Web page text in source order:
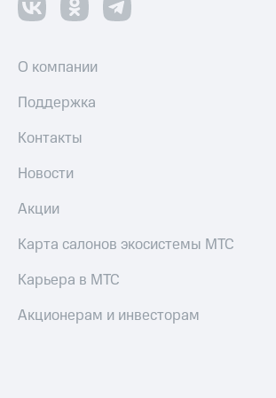
О компании
Поддержка
Контакты
Новости
Акции
Карта салонов экосистемы МТС
Карьера в МТС
Акционерам и инвесторам